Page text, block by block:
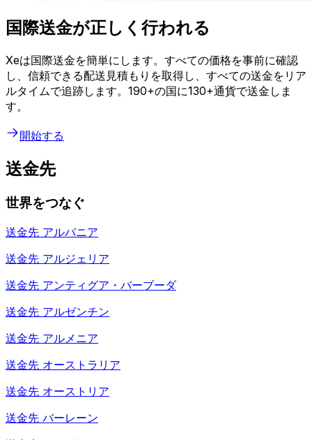
国際送金が正しく行われる
Xeは国際送金を簡単にします。すべての価格を事前に確認
し、信頼できる配送見積もりを取得し、すべての送金をリア
ルタイムで追跡します。190+の国に130+通貨で送金しま
す。
開始する
送金先
世界をつなぐ
送金先 アルバニア
送金先 アルジェリア
送金先 アンティグア・バーブーダ
送金先 アルゼンチン
送金先 アルメニア
送金先 オーストラリア
送金先 オーストリア
送金先 バーレーン